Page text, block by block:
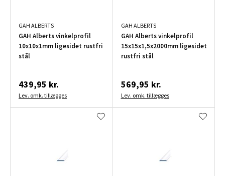
GAH ALBERTS
GAH Alberts vinkelprofil
10x10x1mm ligesidet rustfri
stål
439,95 kr.
Lev. omk. tillægges
GAH ALBERTS
GAH Alberts vinkelprofil
15x15x1,5x2000mm ligesidet
rustfri stål
569,95 kr.
Lev. omk. tillægges